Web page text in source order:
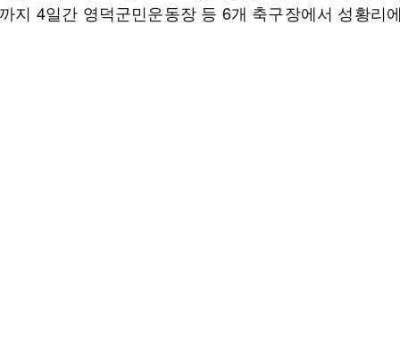
지 4일간 영덕군민운동장 등 6개 축구장에서 성황리